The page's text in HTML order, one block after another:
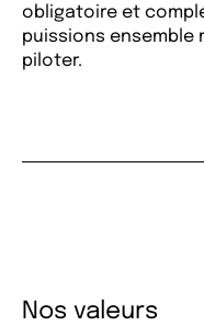
obligatoire et
puissions ensemble
piloter.
Nos valeurs